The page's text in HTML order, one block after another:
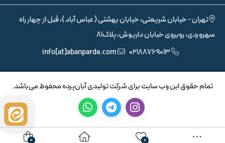
تهران - خیابان شریعتی، خیابان بهشتی ( عباس آباد )، قبل از چهار راه
سهروردی، روبروی خیابان داریوش، پلاک81
02188769013
info[at]abanparde.com
تمام حقوق اين وب سايت برای شرکت تولیدی آبان‌پرده محفوظ می‌باشد.
0
0